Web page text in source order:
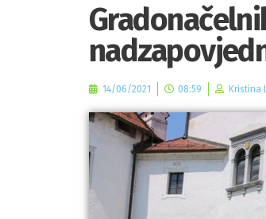
14/06/2021 08:59 Kristina